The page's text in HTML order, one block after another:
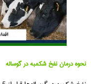
نحوه درمان نفخ شکمبه در گوساله